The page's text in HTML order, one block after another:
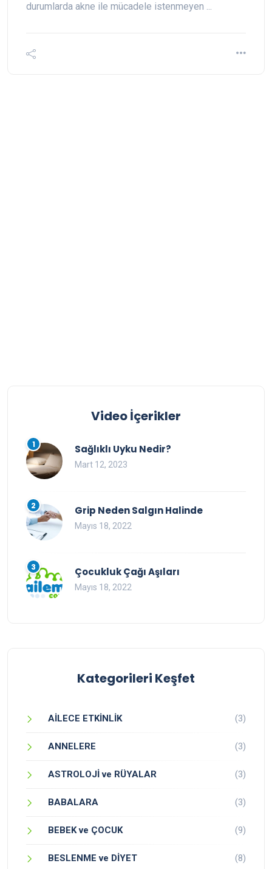
durumlarda akne ile mücadele istenmeyen ...
Video İçerikler
1 Sağlıklı Uyku Nedir?
Mart 12, 2023
2 Grip Neden Salgın Halinde
Mayıs 18, 2022
3 Çocukluk Çağı Aşıları
Mayıs 18, 2022
Kategorileri Keşfet
AİLECE ETKİNLİK (3)
ANNELERE (3)
ASTROLOJİ ve RÜYALAR (3)
BABALARA (3)
BEBEK ve ÇOCUK (9)
BESLENME ve DİYET (8)